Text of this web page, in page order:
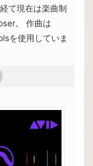
て現在は楽曲制
。 作曲は
を使用していま